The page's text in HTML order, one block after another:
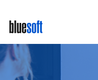
main
content